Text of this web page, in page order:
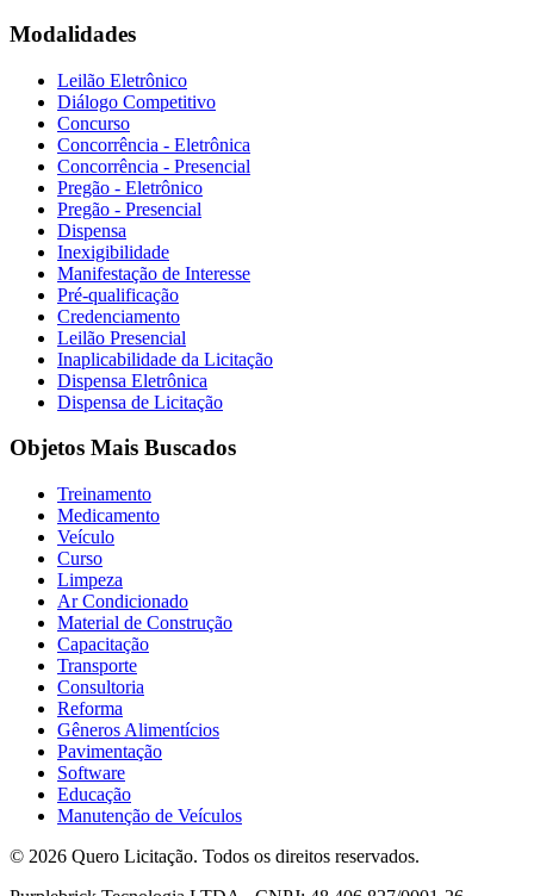
Modalidades
Leilão Eletrônico
Diálogo Competitivo
Concurso
Concorrência - Eletrônica
Concorrência - Presencial
Pregão - Eletrônico
Pregão - Presencial
Dispensa
Inexigibilidade
Manifestação de Interesse
Pré-qualificação
Credenciamento
Leilão Presencial
Inaplicabilidade da Licitação
Dispensa Eletrônica
Dispensa de Licitação
Objetos Mais Buscados
Treinamento
Medicamento
Veículo
Curso
Limpeza
Ar Condicionado
Material de Construção
Capacitação
Transporte
Consultoria
Reforma
Gêneros Alimentícios
Pavimentação
Software
Educação
Manutenção de Veículos
© 2026 Quero Licitação. Todos os direitos reservados.